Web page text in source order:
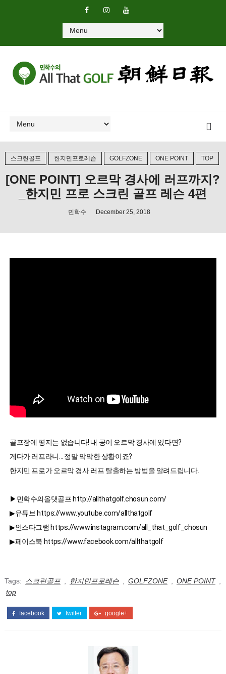
스크린골프 한지민프로레슨 GOLFZONE ONE POINT TOP
[ONE POINT] 오르막 경사에 러프까지?
_한지민 프로 스크린 골프 레슨 4편
민학수 December 25, 2018
골프장에 평지는 없습니다! 내 공이 오르막 경사에 있다면?
게다가 러프라니... 정말 막막한 상황이죠?
한지민 프로가 오르막 경사 러프 탈출하는 방법을 알려드립니다.
▶민학수의올댓골프 http://allthatgolf.chosun.com/
▶유튜브 https://www.youtube.com/allthatgolf
▶인스타그램 https://www.instagram.com/all_that_golf_chosun
▶페이스북 https://www.facebook.com/allthatgolf
Tags: 스크린골프 한지민프로레슨 GOLFZONE ONE POINT
top
facebook twitter google+